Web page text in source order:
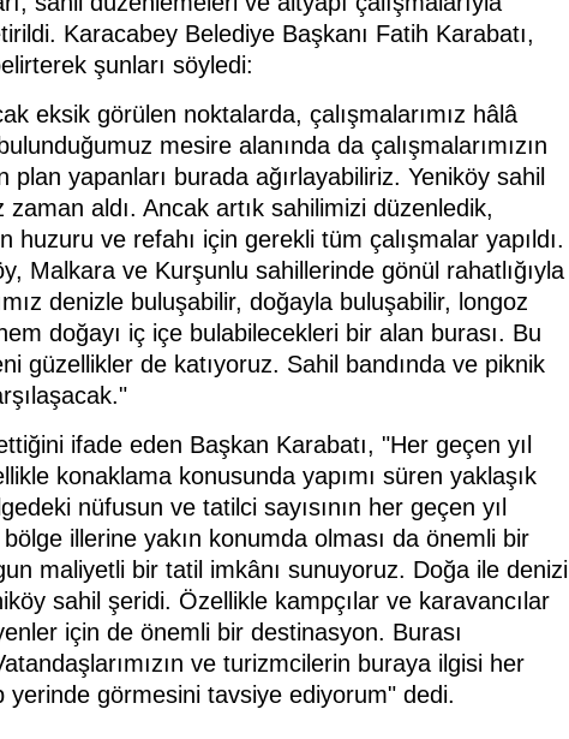
Karacabey Belediye Başkanı Fatih Karabatı,
şunları söyledi:
eksik görülen noktalarda, çalışmalarımız hâlâ
mesire alanında da çalışmalarımızın
yapanları burada ağırlayabiliriz. Yeniköy sahil
aldı. Ancak artık sahilimizi düzenledik,
huzuru ve refahı için gerekli tüm çalışmalar yapıldı.
Malkara ve Kurşunlu sahillerinde gönül rahatlığıyla
denizle buluşabilir, doğayla buluşabilir, longoz
doğayı iç içe bulabilecekleri bir alan burası. Bu
güzellikler de katıyoruz. Sahil bandında ve piknik
ifade eden Başkan Karabatı, "Her geçen yıl
konaklama konusunda yapımı süren yaklaşık
nüfusun ve tatilci sayısının her geçen yıl
illerine yakın konumda olması da önemli bir
maliyetli bir tatil imkânı sunuyoruz. Doğa ile denizi
sahil şeridi. Özellikle kampçılar ve karavancılar
için de önemli bir destinasyon. Burası
ve turizmcilerin buraya ilgisi her
görmesini tavsiye ediyorum" dedi.